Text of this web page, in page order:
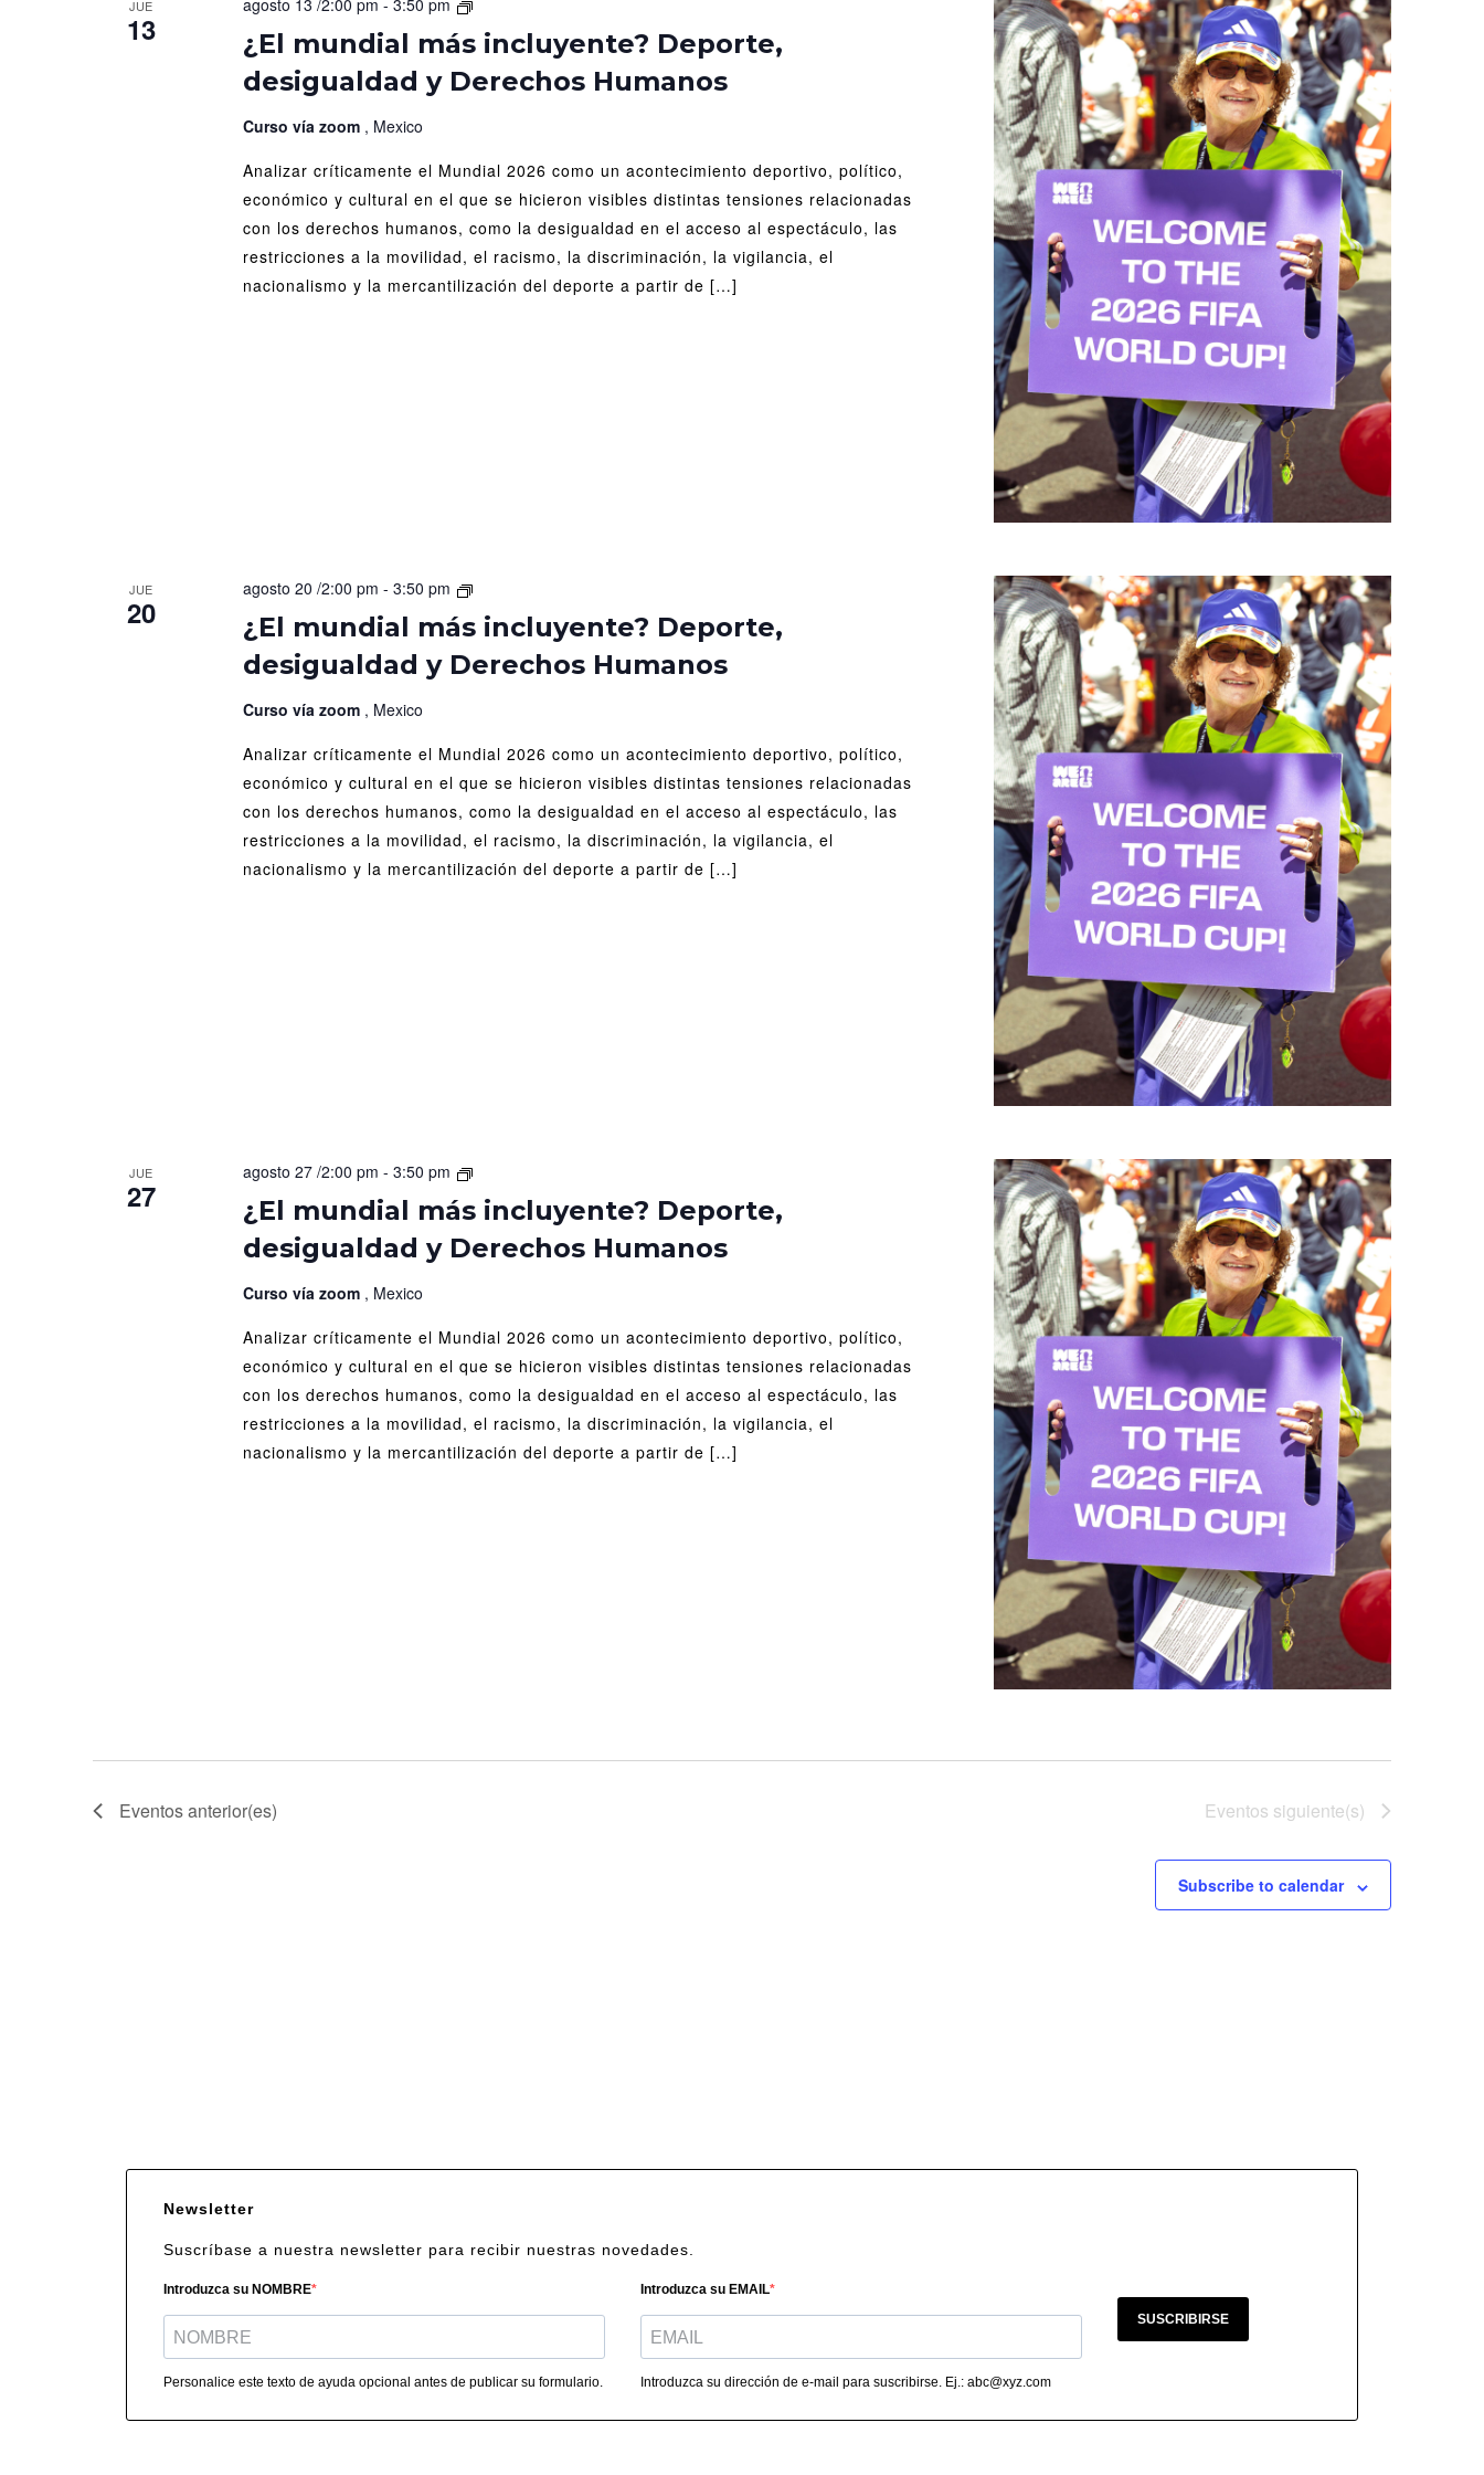
JUE
13
¿El mundial más incluyente? Deporte,
desigualdad y Derechos Humanos
agosto 13 /2:00 pm - 3:50 pm
mundial
más
incluyente?
Derechos
Humanos
Curso vía zoom , Mexico
Analizar críticamente el Mundial 2026 como un acontecimiento deportivo, político,
económico y cultural en el que se hicieron visibles distintas tensiones relacionadas
con los derechos humanos, como la desigualdad en el acceso al espectáculo, las
restricciones a la movilidad, el racismo, la discriminación, la vigilancia, el
nacionalismo y la mercantilización del deporte a partir de […]
JUE
20
¿El mundial más incluyente? Deporte,
desigualdad y Derechos Humanos
agosto 20 /2:00 pm - 3:50 pm
¿El
mundial
más
incluyente?
Derechos
Humanos
Curso vía zoom , Mexico
Analizar críticamente el Mundial 2026 como un acontecimiento deportivo, político,
económico y cultural en el que se hicieron visibles distintas tensiones relacionadas
con los derechos humanos, como la desigualdad en el acceso al espectáculo, las
restricciones a la movilidad, el racismo, la discriminación, la vigilancia, el
nacionalismo y la mercantilización del deporte a partir de […]
JUE
27
¿El mundial más incluyente? Deporte,
desigualdad y Derechos Humanos
agosto 27 /2:00 pm - 3:50 pm
¿El
mundial
más
incluyente?
Derechos
Humanos
Curso vía zoom , Mexico
Analizar críticamente el Mundial 2026 como un acontecimiento deportivo, político,
económico y cultural en el que se hicieron visibles distintas tensiones relacionadas
con los derechos humanos, como la desigualdad en el acceso al espectáculo, las
restricciones a la movilidad, el racismo, la discriminación, la vigilancia, el
nacionalismo y la mercantilización del deporte a partir de […]
Eventosanterior(es) Eventos siguiente(s)
Subscribe to calendar
Newsletter
Suscríbase a nuestra newsletter para recibir nuestras novedades.
Introduzca su NOMBRE
Personalice este texto de ayuda opcional antes de publicar su formulario.
Introduzca su EMAIL
Introduzca su dirección de e-mail para suscribirse. Ej.: abc@xyz.com
SUSCRIBIRSE